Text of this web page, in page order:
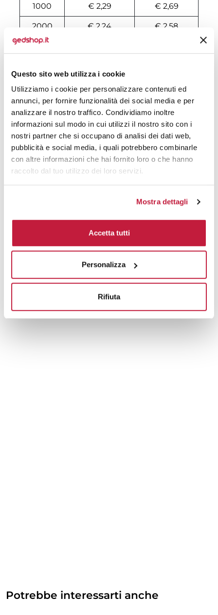
Questo sito web utilizza i cookie
Utilizziamo i cookie per personalizzare contenuti ed
annunci, per fornire funzionalità dei social media e per
analizzare il nostro traffico. Condividiamo inoltre
informazioni sul modo in cui utilizzi il nostro sito con i
nostri partner che si occupano di analisi dei dati web,
pubblicità e social media, i quali potrebbero combinarle
con altre informazioni che hai fornito loro o che hanno
raccolto dal tuo utilizzo dei loro servizi.
Mostra dettagli
Accetta tutti
Personalizza
Rifiuta
1000 € 2,29 € 2,69
2000 € 2,24 € 2,58
3000
5000 € 1,87 € 2,13
6000 € 1,85 € 2,11
7000 € 1,85 € 2,10
8000 € 1,84 € 2,09
10000 € 1,77
Domande e risposte
Prodotti alternativi
Potrebbe interessarti anche